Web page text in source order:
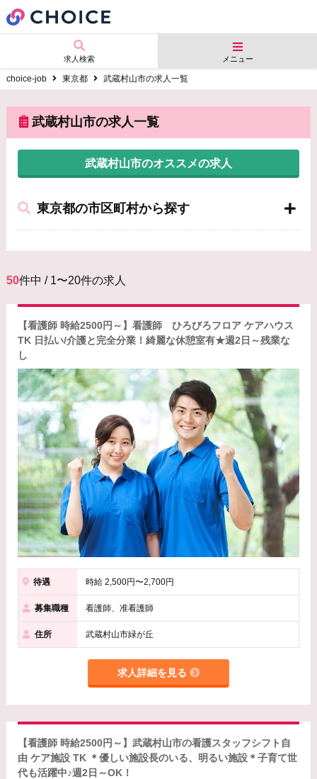
求人検索 メニュー
choice-job 東京都 武蔵村山市の求人一覧
武蔵村山市の求人一覧
武蔵村山市のオススメの求人
東京都の市区町村から探す
50件中 / 1〜20件の求人
【看護師 時給2500円～】看護師 ひろびろフロア ケアハウス
TK 日払い/介護と完全分業！綺麗な休憩室有★週2日～残業な
し
待遇 時給 2,500円〜2,700円
募集職種 看護師、准看護師
住所 武蔵村山市緑が丘
求人詳細を見る
【看護師 時給2500円～】武蔵村山市の看護スタッフシフト自
由 ケア施設 TK ＊優しい施設長のいる、明るい施設＊子育て世
代も活躍中♪週2日～OK！